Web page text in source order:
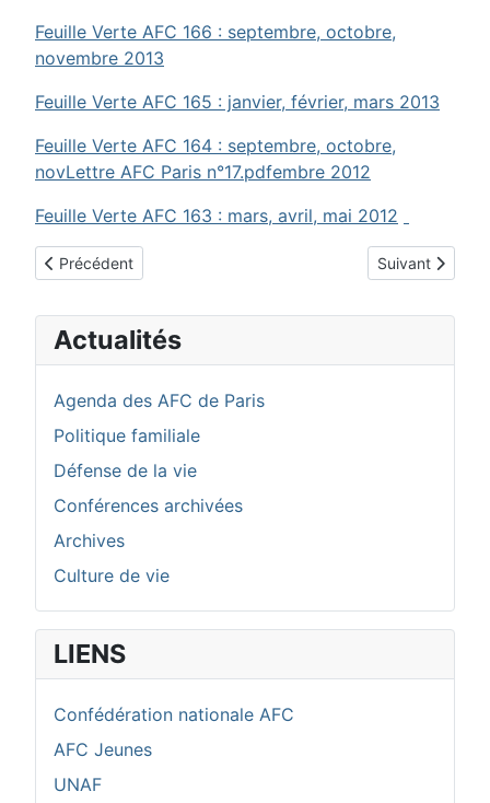
Feuille Verte AFC 166 : septembre, octobre,
novembre 2013
Feuille Verte AFC 165 : janvier, février, mars 2013
Feuille Verte AFC 164 : septembre, octobre,
novLettre AFC Paris n°17.pdfembre 2012
Feuille Verte AFC 163 : mars, avril, mai 2012
Article précédent : Editorial
Précédent Article suivant
Suivant
Actualités
Agenda des AFC de Paris
Politique familiale
Défense de la vie
Conférences archivées
Archives
Culture de vie
LIENS
Confédération nationale AFC
AFC Jeunes
UNAF